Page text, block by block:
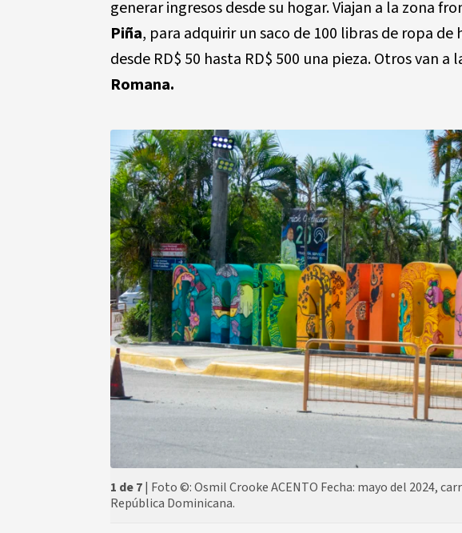
generar ingresos desde su hogar. Viajan a la zona
Piña, para adquirir un saco de 100 libras de ropa de
desde RD$ 50 hasta RD$ 500 una pieza. Otros van
Romana.
1 de 7| Foto ©: Osmil Crooke ACENTO Fecha: mayo del 2024,
República Dominicana.